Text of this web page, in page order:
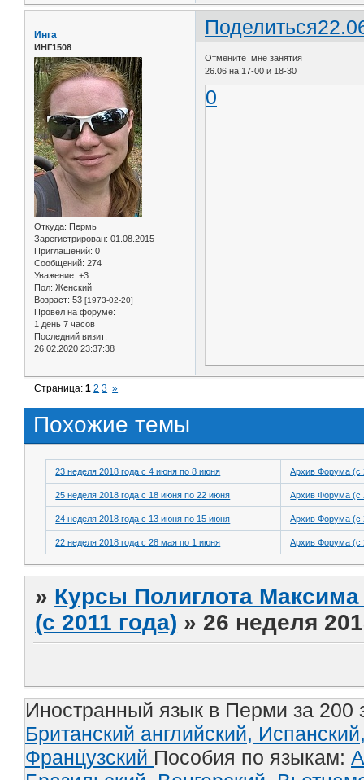
Поделиться
Инга
ИНГ1508
Откуда: Пермь
Зарегистрирован: 01.08.2015
Приглашений: 0
Сообщений: 274
Уважение: +3
Пол: Женский
Возраст: 53 [1973-02-20]
Провел на форуме:
1 день 7 часов
Последний визит:
26.02.2020 23:37:38
Отмените мне занятия
26.06 на 17-00 и 18-30
0
Страница:1 2 3 »
Похожие темы
23 неделя 2018 года с 4 июня по 8 июня Архив Форума (с
25 неделя 2018 года с 18 июня по 22 июня Архив Форума (с
24 неделя 2018 года с 13 июня по 15 июня Архив Форума (с
22 неделя 2018 года с 28 мая по 1 июня Архив Форума (с
» Курсы Полиглота
(с 2011 года) » 26 неделя
Иностранный язык в Перми за 200
Британский английский,
Французский Пособия по языкам: